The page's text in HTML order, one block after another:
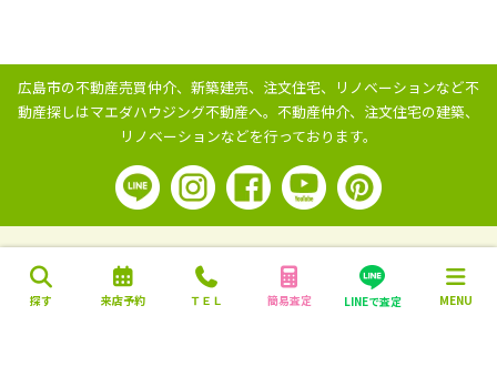
探す 来店予約 ＴＥＬ 簡易査定 LINEで査定 MENU
広島市の不動産売買仲介、新築建売、注文住宅、リノベーションなど不
動産探しはマエダハウジング不動産へ。 不動産仲介、注文住宅の建築、
リノベーションなどを行っております。